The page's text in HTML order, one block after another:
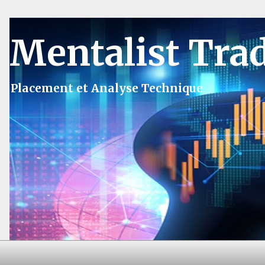
Mentalist
Placement et Analyse Technique